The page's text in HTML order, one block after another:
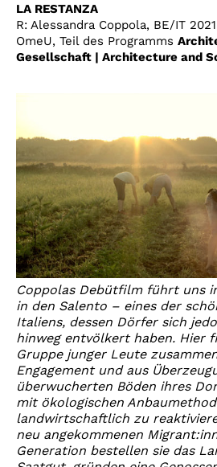
LA RESTANZA
R: Alessandra Coppola, BE/IT
OmeU, Teil des Programms
Gesellschaft | Architecture and
Coppolas Debütfilm führt uns
in den Salento – eines der
Italiens, dessen Dörfer sich
hinweg entvölkert haben. Hier
Gruppe junger Leute
Engagement und aus
überwucherten Böden ihres
mit ökologischen
landwirtschaftlich zu
neu angekommenen
Generation bestellen sie das